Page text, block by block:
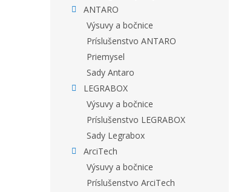
ANTARO
Výsuvy a bočnice
Príslušenstvo ANTARO
Priemysel
Sady Antaro
LEGRABOX
Výsuvy a bočnice
Príslušenstvo LEGRABOX
Sady Legrabox
ArciTech
Výsuvy a bočnice
Príslušenstvo ArciTech